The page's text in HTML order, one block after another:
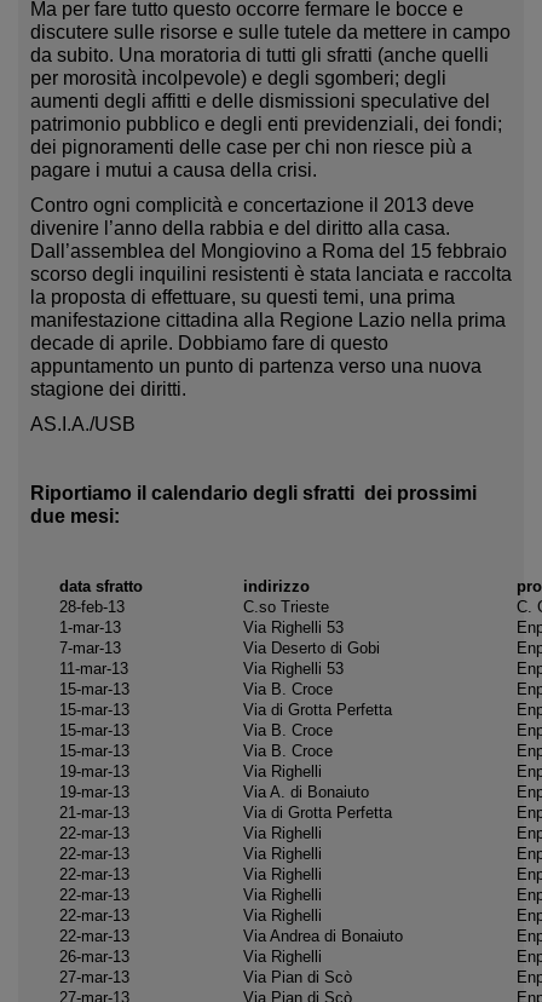
Ma per fare tutto questo occorre fermare le bocce e
discutere sulle risorse e sulle tutele da mettere in campo
da subito. Una moratoria di tutti gli sfratti (anche quelli
per morosità incolpevole) e degli sgomberi; degli
aumenti degli affitti e delle dismissioni speculative del
patrimonio pubblico e degli enti previdenziali, dei fondi;
dei pignoramenti delle case per chi non riesce più a
pagare i mutui a causa della crisi.
Contro ogni complicità e concertazione il 2013 deve
divenire l’anno della rabbia e del diritto alla casa.
Dall’assemblea del Mongiovino a Roma del 15 febbraio
scorso degli inquilini resistenti è stata lanciata e raccolta
la proposta di effettuare, su questi temi, una prima
manifestazione cittadina alla Regione Lazio nella prima
decade di aprile. Dobbiamo fare di questo
appuntamento un punto di partenza verso una nuova
stagione dei diritti.
AS.I.A./USB
Riportiamo il calendario degli sfratti dei prossimi
due mesi:
data sfratto indirizzo
28-feb-13
C.so Trieste
C.
1-mar-13
Via Righelli 53
7-mar-13
Via Deserto di Gobi
11-mar-13
Via Righelli 53
15-mar-13
Via B. Croce
15-mar-13
Via di Grotta Perfetta
15-mar-13
Via B. Croce
15-mar-13
Via B. Croce
19-mar-13
Via Righelli
19-mar-13
Via A. di Bonaiuto
21-mar-13
Via di Grotta Perfetta
22-mar-13
Via Righelli
22-mar-13
Via Righelli
22-mar-13
Via Righelli
22-mar-13
Via Righelli
22-mar-13
Via Righelli
22-mar-13
Via Andrea di Bonaiuto
26-mar-13
Via Righelli
27-mar-13
Via Pian di Scò
27-mar-13
Via Pian di Scò